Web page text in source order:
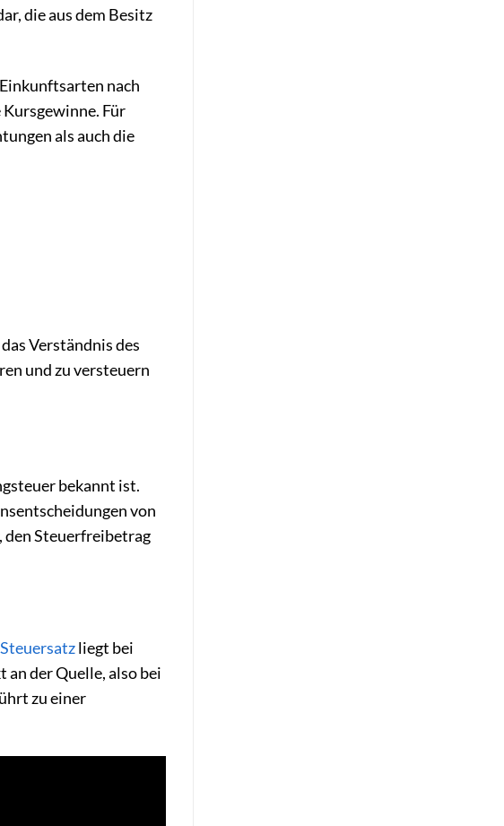
die aus dem Besitz
nach
Für
als auch die
Verständnis des
und zu versteuern
bekannt ist.
von
den Steuerfreibetrag
Steuersatzliegt bei
an der Quelle, also bei
zu einer